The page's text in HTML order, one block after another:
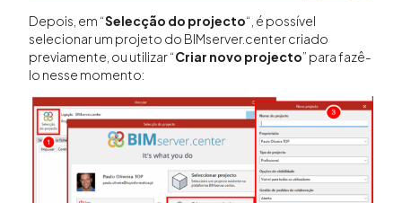
Depois, em “Selecção do projecto“, é possível
selecionar um projeto do BIMserver.center criado
previamente, ou utilizar “Criar novo projecto” para fazê-
lo nesse momento: